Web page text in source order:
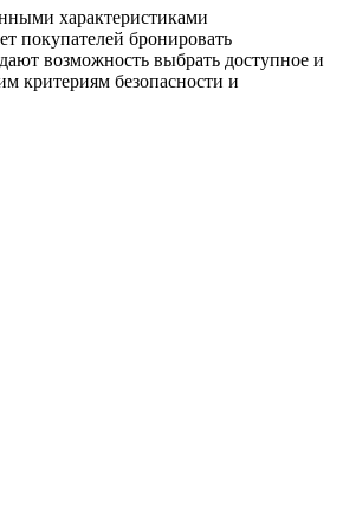
характеристиками
покупателей бронировать
возможность выбрать доступное и
критериям безопасности и